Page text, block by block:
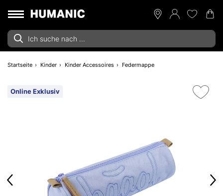
Startseite Kinder Kinder Accessoires Federmappe
Online Exklusiv